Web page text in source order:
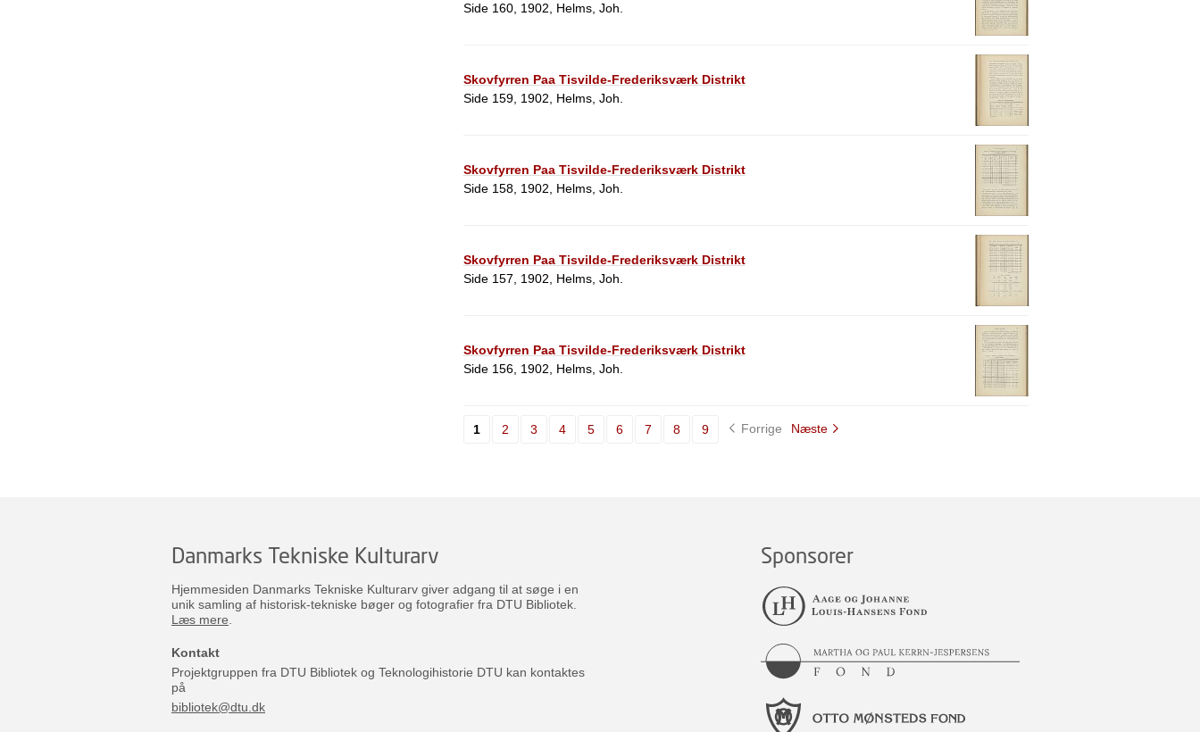
Side 160, 1902, Helms, Joh.
Skovfyrren Paa Tisvilde-Frederiksværk Distrikt
Side 159, 1902, Helms, Joh.
Skovfyrren Paa Tisvilde-Frederiksværk Distrikt
Side 158, 1902, Helms, Joh.
Skovfyrren Paa Tisvilde-Frederiksværk Distrikt
Side 157, 1902, Helms, Joh.
Skovfyrren Paa Tisvilde-Frederiksværk Distrikt
Side 156, 1902, Helms, Joh.
1 2 3 4 5 6 7 8 9 Forrige Næste
Danmarks Tekniske Kulturarv
Hjemmesiden Danmarks Tekniske Kulturarv giver adgang til at søge i en
unik samling af historisk-tekniske bøger og fotografier fra DTU Bibliotek.
Læs mere
Kontakt
Projektgruppen fra DTU Bibliotek og Teknologihistorie DTU kan kontaktes
på
bibliotek@dtu.dk
Sponsorer